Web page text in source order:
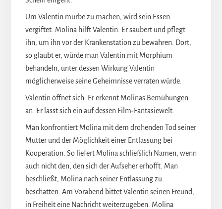
Um Valentin mürbe zu machen, wird sein Essen
vergiftet. Molina hilft Valentin. Er säubert und pflegt
ihn, um ihn vor der Krankenstation zu bewahren. Dort,
so glaubt er, würde man Valentin mit Morphium
behandeln, unter dessen Wirkung Valentin
möglicherweise seine Geheimnisse verraten würde.
Valentin öffnet sich. Er erkennt Molinas Bemühungen
an. Er lässt sich ein auf dessen Film-Fantasiewelt.
Man konfrontiert Molina mit dem drohenden Tod seiner
Mutter und der Möglichkeit einer Entlassung bei
Kooperation. So liefert Molina schließlich Namen, wenn
auch nicht den, den sich der Aufseher erhofft. Man
beschließt, Molina nach seiner Entlassung zu
beschatten. Am Vorabend bittet Valentin seinen Freund,
in Freiheit eine Nachricht weiterzugeben. Molina